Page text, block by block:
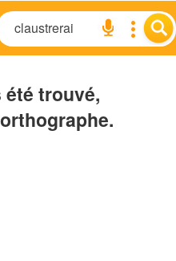
été trouvé,